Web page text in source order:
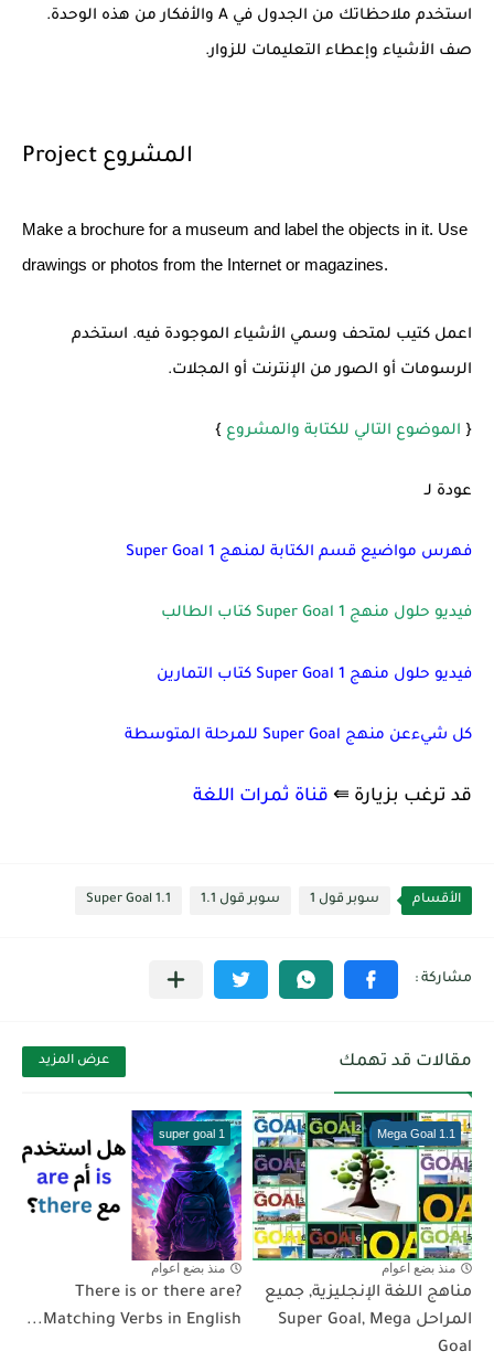
استخدم ملاحظاتك من الجدول في A والأفكار من هذه الوحدة.
صف الأشياء وإعطاء التعليمات للزوار.
Project المشروع
Make a brochure for a museum and label the objects in it. Use
drawings or photos from the Internet or magazines.
اعمل كتيب لمتحف وسمي الأشياء الموجودة فيه. استخدم
الرسومات أو الصور من الإنترنت أو المجلات.
{ الموضوع التالي للكتابة والمشروع }
عودة لـ
فهرس مواضيع قسم الكتابة لمنهج 1 Super Goal
فيديو حلول منهج Super Goal 1 كتاب الطالب
فيديو حلول منهج Super Goal 1 كتاب التمارين
كل شيءعن منهج Super Goal للمرحلة المتوسطة
قد ترغب بزيارة ⇚ قناة ثمرات اللغة
الأقسام سوبر قول 1 سوبر قول 1.1 Super Goal 1.1
مقالات قد تهمك عرض المزيد
Mega Goal 1.1
منذ بضع اعوام
مناهج اللغة الإنجليزية, جميع
المراحل Super Goal, Mega
Goal
super goal 1
منذ بضع اعوام
There is or there are?
Matching Verbs in English...